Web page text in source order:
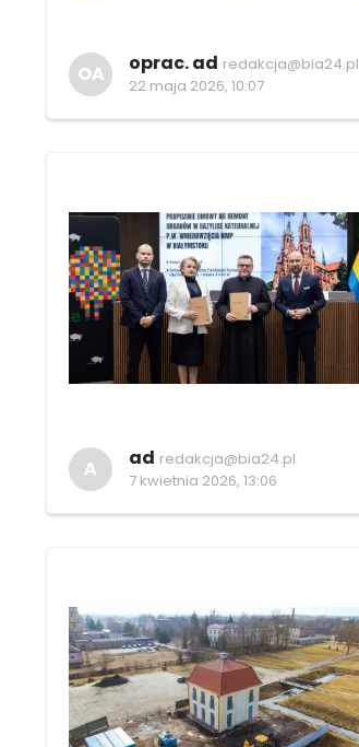
OA oprac. ad redakcja@bia24.pl
22 maja 2026, 10:07
A ad redakcja@bia24.pl
7 kwietnia 2026, 13:06